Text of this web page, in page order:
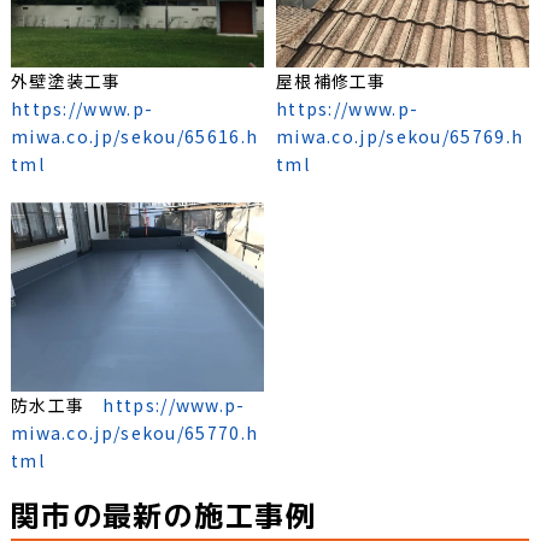
外壁塗装工事
https://www.p-
miwa.co.jp/sekou/65616.h
tml
屋根補修工事
https://www.p-
miwa.co.jp/sekou/65769.h
tml
防水工事 https://www.p-
miwa.co.jp/sekou/65770.h
tml
関市の最新の施工事例